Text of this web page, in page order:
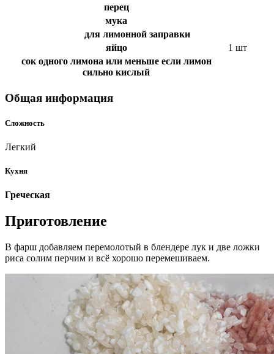
перец
мука
для лимонной заправки
яйцо
1 шт
сок одного лимона или меньше если лимон
сильно кислый
Общая информация
Сложность
Легкий
Кухня
Греческая
Приготовление
В фарш добавляем перемолотый в блендере лук и две ложки
риса солим перчим и всё хорошо перемешиваем.